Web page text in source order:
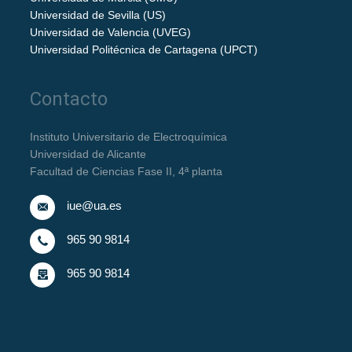
Universidad de Sevilla (US)
Universidad de Valencia (UVEG)
Universidad Politécnica de Cartagena (UPCT)
Contacto
Instituto Universitario de Electroquímica
Universidad de Alicante
Facultad de Ciencias Fase II, 4ª planta
iue@ua.es
965 90 9814
965 90 9814